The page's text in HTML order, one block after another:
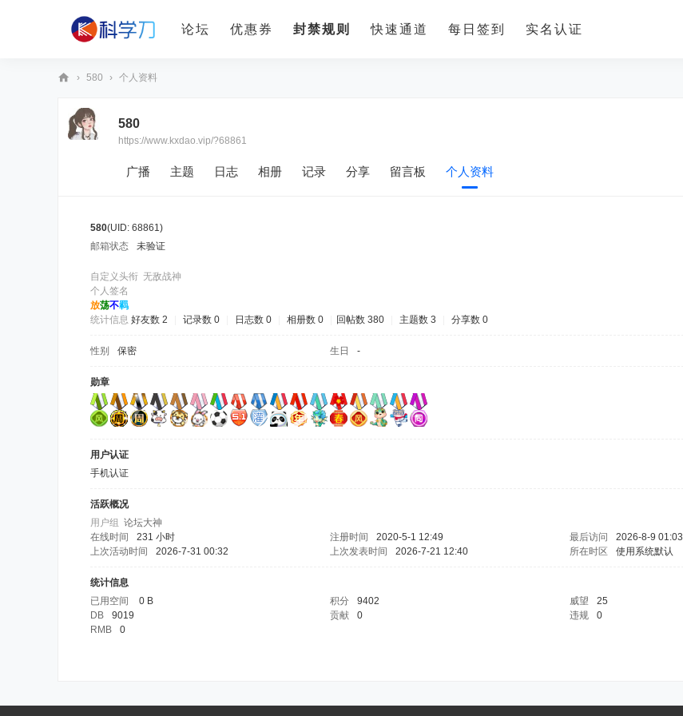
论坛 优惠券 封禁规则 快速通道 每日签到 实名认证
学
› 580 › 个人资料
580
https://www.kxdao.vip/?68861
广播 主题 日志 相册 记录 分享 留言板 个人资料
580(UID: 68861)
邮箱状态
未验证
自定义头衔 无敌战神
个人签名
放荡不羁
统计信息 好友数 2 记录数 0 日志数 0 相册数 0 回帖数 380 主题数 3 分享数 0
性别 保密 生日 -
勋章
用户认证
手机认证
活跃概况
用户组 论坛大神
在线时间
231 小时 注册时间 2020-5-1 12:49 最后访问
2026-8-9 01:03
上次活动时间
2026-7-31 00:32 上次发表时间 2026-7-21 12:40 所在时区 使用系统默认
统计信息
已用空间
0 B 积分 9402 威望
25
DB
9019 贡献 0 违规
0
RMB
0